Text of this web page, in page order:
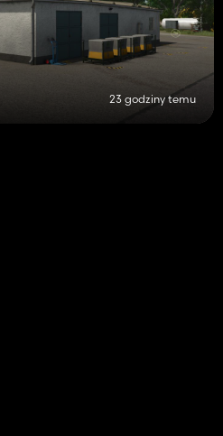
23 godziny temu